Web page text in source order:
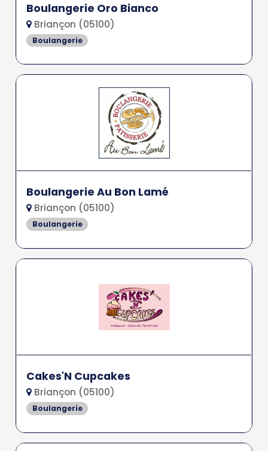
Boulangerie Oro Bianco
Briançon (05100)
Boulangerie
Boulangerie Au Bon Lamé
Briançon (05100)
Boulangerie
Cakes'N Cupcakes
Briançon (05100)
Boulangerie